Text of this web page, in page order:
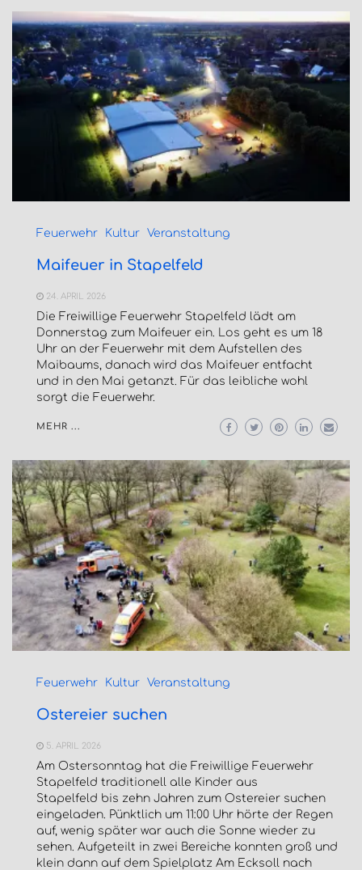
Feuerwehr Kultur Veranstaltung
Maifeuer in Stapelfeld
24. APRIL 2026
Die Freiwillige Feuerwehr Stapelfeld lädt am
Donnerstag zum Maifeuer ein. Los geht es um 18
Uhr an der Feuerwehr mit dem Aufstellen des
Maibaums, danach wird das Maifeuer entfacht
und in den Mai getanzt. Für das leibliche wohl
sorgt die Feuerwehr.
MEHR ...
Feuerwehr Kultur Veranstaltung
Ostereier suchen
5. APRIL 2026
Am Ostersonntag hat die Freiwillige Feuerwehr
Stapelfeld traditionell alle Kinder aus
Stapelfeld bis zehn Jahren zum Ostereier suchen
eingeladen. Pünktlich um 11:00 Uhr hörte der Regen
auf, wenig später war auch die Sonne wieder zu
sehen. Aufgeteilt in zwei Bereiche konnten groß und
klein dann auf dem Spielplatz Am Ecksoll nach